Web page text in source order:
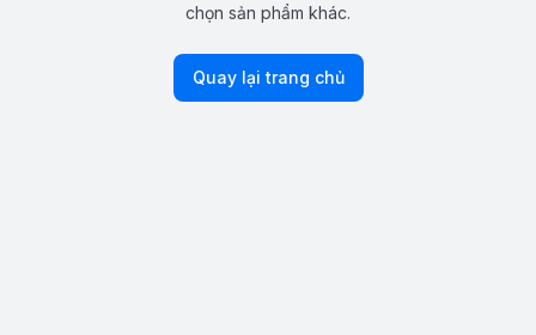
chọn sản phẩm khác.
Quay lại trang chủ